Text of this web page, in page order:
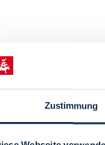
Zustimmung
Viertel